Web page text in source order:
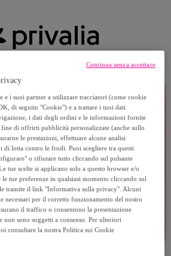
e i suoi partner a utilizzare tracciatori (come cookie
di seguito "Cookie") e a trattare i tuoi dati
i dati degli ordini e le informazioni fornite
di offrirti pubblicità personalizzate (anche sullo
le prestazioni, effettuare alcune analisi
di lotta contro le frodi. Puoi scegliere tra questi
o rifiutare tutto cliccando sul pulsante
tue scelte si applicano solo a questo browser e/o
tue preferenze in qualsiasi momento cliccando sul
tramite il link "Informativa sulla privacy". Alcuni
necessari per il corretto funzionamento del nostro
il traffico o consentono la presentazione
non sono soggetti a consenso. Per ulteriori
consultare la nostra Politica sui Cookie
Continua senza accettare